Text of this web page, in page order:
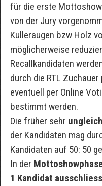
für die erste
von der Jury
Kulleraugen bzw Holz
möglicherweise
Recallkandidaten
durch die RTL
eventuell per Online
bestimmt werden.
Die früher sehr
der Kandidaten mag
Kandidaten auf 50: 50
In der
1 Kandidat